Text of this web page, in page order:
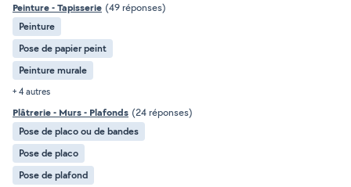
Peinture - Tapisserie (49 réponses)
Peinture
Pose de papier peint
Peinture murale
+ 4 autres
Plâtrerie - Murs - Plafonds (24 réponses)
Pose de placo ou de bandes
Pose de placo
Pose de plafond